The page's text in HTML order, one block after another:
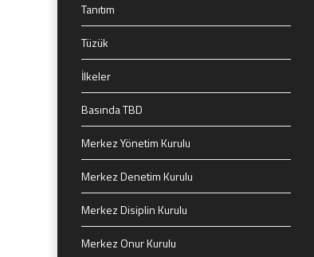
Tanıtım
Tüzük
İlkeler
Basında TBD
Merkez Yönetim Kurulu
Merkez Denetim Kurulu
Merkez Disiplin Kurulu
Merkez Onur Kurulu